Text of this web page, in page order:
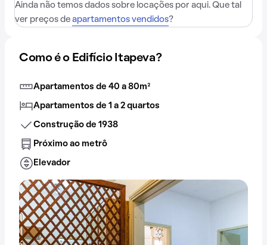
Ainda não temos dados sobre locações por aqui. Que tal
ver preços de apartamentos vendidos?
Como é o Edifício Itapeva?
Apartamentos de 40 a 80m²
Apartamentos de 1 a 2 quartos
Construção de 1938
Próximo ao metrô
Elevador